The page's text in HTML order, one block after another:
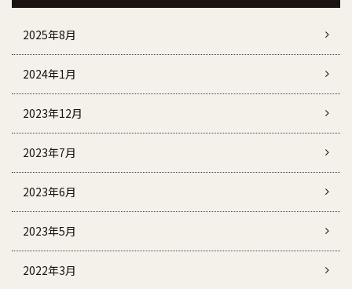
2025年8月
2024年1月
2023年12月
2023年7月
2023年6月
2023年5月
2022年3月